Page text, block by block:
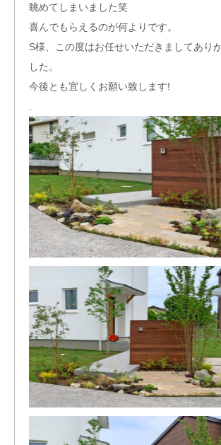
眺めてしまいました笑
喜んでもらえるのが何よりです。
S様、この度はお任せいただきましてあり
した。
今後とも宜しくお願い致します!
.